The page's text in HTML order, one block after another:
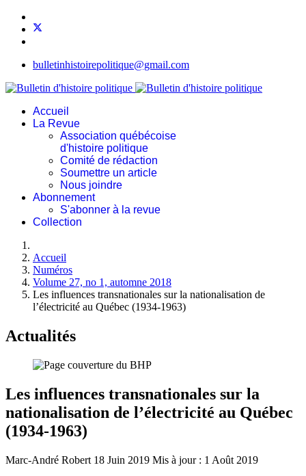
bulletinhistoirepolitique@gmail.com
Accueil
La Revue
Association québécoise
d'histoire politique
Comité de rédaction
Soumettre un article
Nous joindre
Abonnement
S'abonner à la revue
Collection
Accueil
Numéros
Volume 27, no 1, automne 2018
Les influences transnationales sur la nationalisation de
l’électricité au Québec (1934-1963)
Actualités
Les influences transnationales sur la
nationalisation de l’électricité au Québec
(1934-1963)
Marc-André Robert 18 Juin 2019 Mis à jour : 1 Août 2019